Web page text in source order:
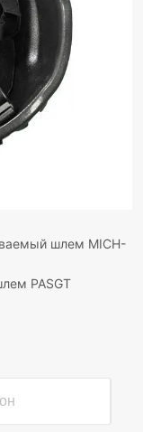
шлем MICH-
PASGT